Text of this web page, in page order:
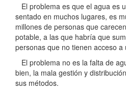
El problema es que el agua es
sentado en muchos lugares, es
millones de personas que
potable, a las que habría que
personas que no tienen acceso
El problema no es la falta de
bien, la mala gestión y
sus métodos.